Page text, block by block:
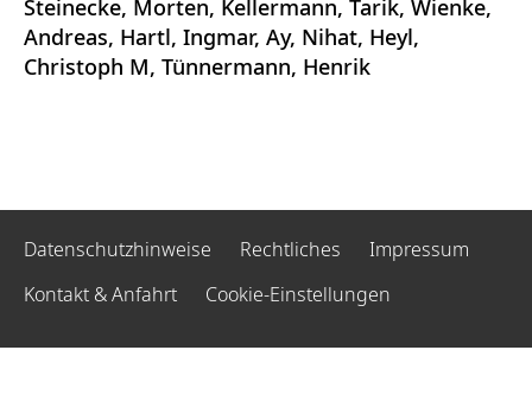
Steinecke, Morten, Kellermann, Tarik, Wienke,
Andreas, Hartl, Ingmar, Ay, Nihat, Heyl,
Christoph M, Tünnermann, Henrik
Datenschutzhinweise Rechtliches
Impressum
Kontakt & Anfahrt
Cookie-Einstellungen